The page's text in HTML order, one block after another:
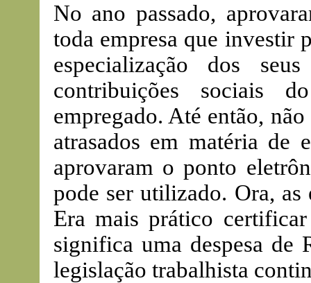
No ano passado,
toda empresa que investir
especialização dos
contribuições sociais
empregado. Até então,
atrasados em matéria de
aprovaram o ponto
pode ser utilizado. Ora, as
Era mais prático
significa uma despesa de
legislação trabalhista